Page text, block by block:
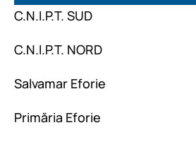
C.N.I.P.T. SUD
C.N.I.P.T. NORD
Salvamar Eforie
Primăria Eforie